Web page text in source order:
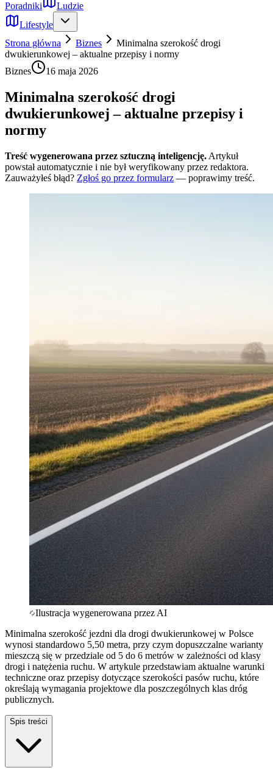
Poradniki
Ludzie
Lifestyle
Strona główna
Biznes
Minimalna szerokość drogi
dwukierunkowej – aktualne przepisy i normy
Biznes
16 maja 2026
Minimalna szerokość drogi
dwukierunkowej – aktualne przepisy i
normy
Treść wygenerowana przez sztuczną inteligencję. Artykuł
powstał automatycznie i nie był weryfikowany przez redaktora.
Zauważyłeś błąd? Zgłoś go przez formularz — poprawimy treść.
Ilustracja wygenerowana przez AI
Minimalna szerokość jezdni dla drogi dwukierunkowej w Polsce
wynosi standardowo 5,50 metra, przy czym dopuszczalne warianty
mieszczą się w przedziale od 5 do 6 metrów w zależności od klasy
drogi i natężenia ruchu. W artykule przedstawiam aktualne warunki
techniczne oraz przepisy dotyczące szerokości pasów ruchu, które
określają wymagania projektowe dla poszczególnych klas dróg
publicznych.
Spis treści